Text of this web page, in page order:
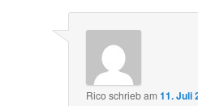
Rico schriebam11. Juli